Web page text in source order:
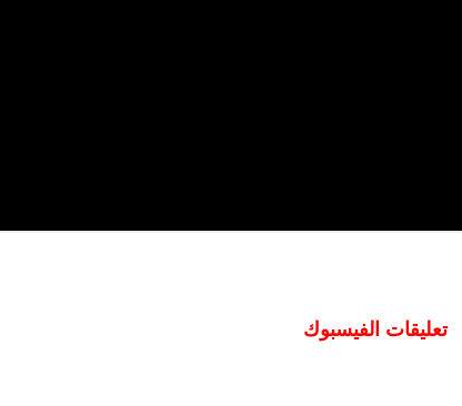
تعليقات الفيسبوك